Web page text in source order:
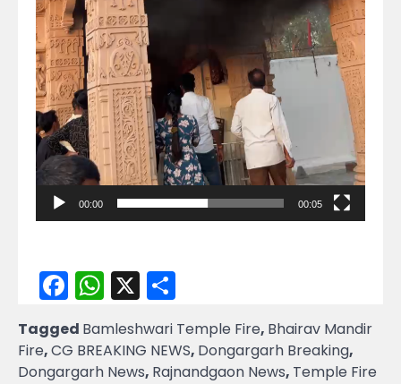
00:00 00:05
Facebook
WhatsApp
X
Tagged Bamleshwari Temple Fire, Bhairav Mandir
Fire,CG BREAKING NEWS, Dongargarh Breaking,
Dongargarh News, Rajnandgaon News, Temple Fire